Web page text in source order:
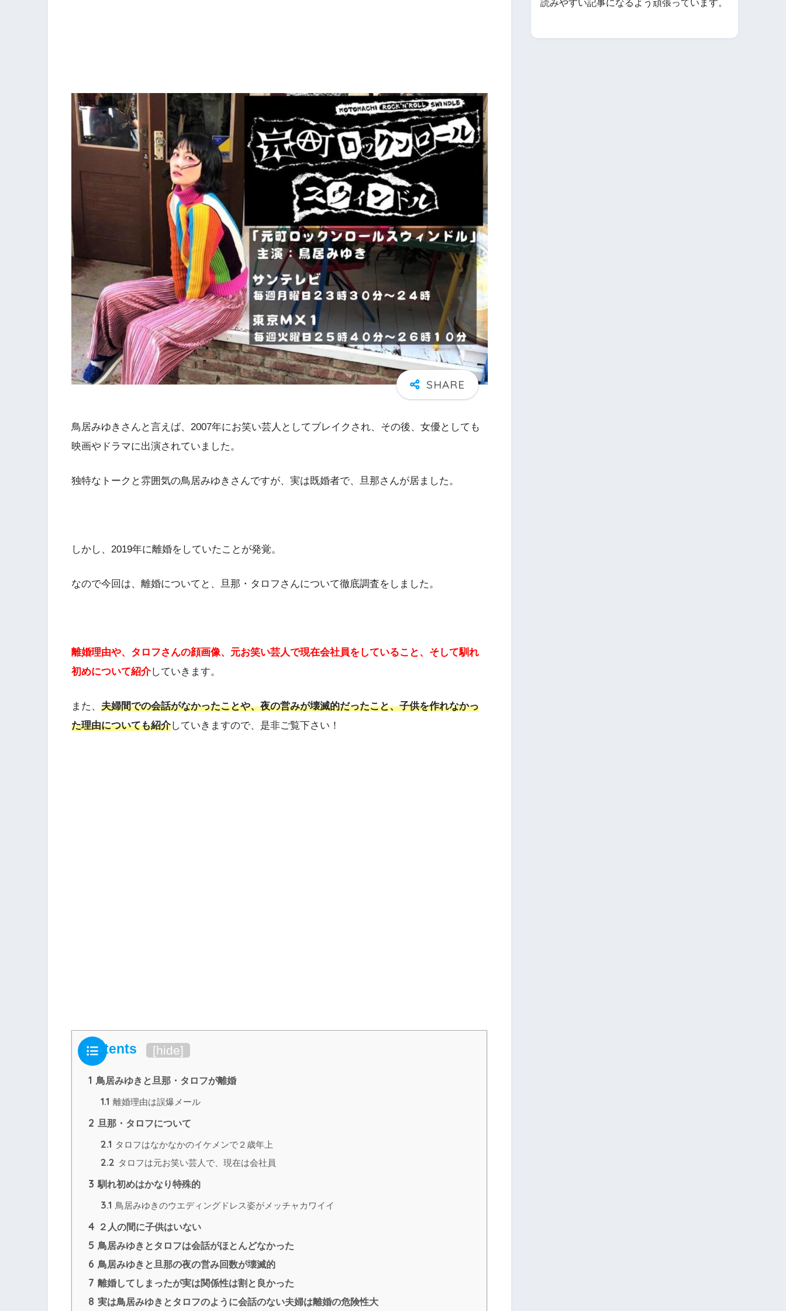
鳥居みゆきさんと言えば、2007年にお笑い芸人としてブレイクされ、その後、女優としても
映画やドラマに出演されていました。
独特なトークと雰囲気の鳥居みゆきさんですが、実は既婚者で、旦那さんが居ました。
しかし、2019年に離婚をしていたことが発覚。
なので今回は、離婚についてと、旦那・タロフさんについて徹底調査をしました。
離婚理由や、タロフさんの顔画像、元お笑い芸人で現在会社員をしていること、そして馴れ
初めについて紹介していきます。
また、 夫婦間での会話がなかったことや、夜の営みが壊滅的だったこと、子供を作れなかっ
た理由についても紹介していきますので、是非ご覧下さい！
Contents [hide]
1 鳥居みゆきと旦那・タロフが離婚
1.1 離婚理由は誤爆メール
2 旦那・タロフについて
2.1 タロフはなかなかのイケメンで２歳年上
2.2 タロフは元お笑い芸人で、現在は会社員
3 馴れ初めはかなり特殊的
3.1 鳥居みゆきのウエディングドレス姿がメッチャカワイイ
4 ２人の間に子供はいない
5 鳥居みゆきとタロフは会話がほとんどなかった
6 鳥居みゆきと旦那の夜の営み回数が壊滅的
7 離婚してしまったが実は関係性は割と良かった
8 実は鳥居みゆきとタロフのように会話のない夫婦は離婚の危険性大
読みやすい記事になるよう頑張っています。